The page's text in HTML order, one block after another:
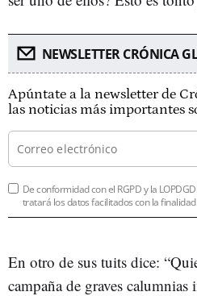
NEWSLETTER CRÓNICA
Apúntate a la newsletter de
las noticias más importantes
De conformidad con el RGPD y la
tratará los datos facilitados con la
En otro de sus tuits dice:
campaña de graves